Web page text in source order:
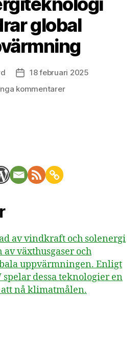
global
Inläggsdatum
18 februari 2025
kommentarertill
av vindkraft och solenergi
växthusgaser och
uppvärmningen. Enligt
dessa teknologier en
nå klimatmålen.